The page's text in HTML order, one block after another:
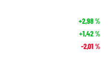
+2,98%
+1,42%
-2,01 %